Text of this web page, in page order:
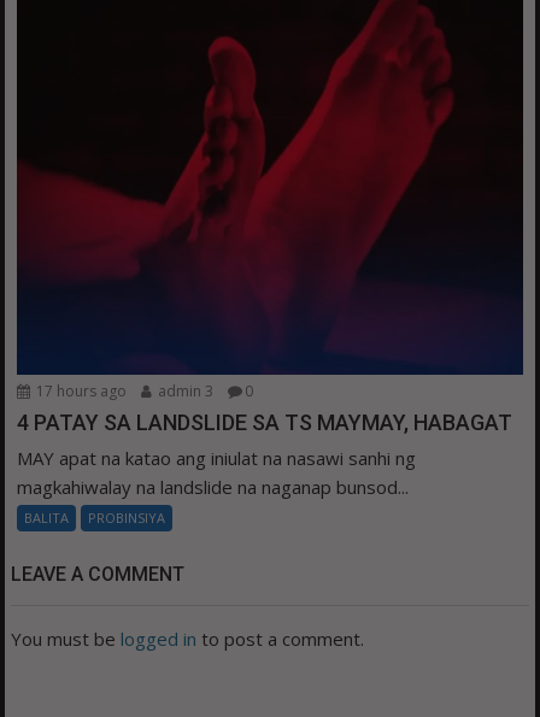
17 hours ago admin 3 0
4 PATAY SA LANDSLIDE SA TS MAYMAY, HABAGAT
MAY apat na katao ang iniulat na nasawi sanhi ng
magkahiwalay na landslide na naganap bunsod...
BALITA PROBINSIYA
LEAVE A COMMENT
You must be logged in to post a comment.